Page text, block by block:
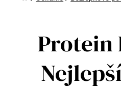
Protein